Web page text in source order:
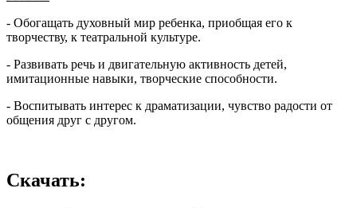
- Обогащать духовный мир ребенка, приобщая его к
творчеству, к театральной культуре.
- Развивать речь и двигательную активность детей,
имитационные навыки, творческие способности.
- Воспитывать интерес к драматизации, чувство радости от
общения друг с другом.
Скачать: